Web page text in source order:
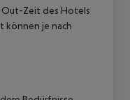
Out-Zeit des Hotels
können je nach